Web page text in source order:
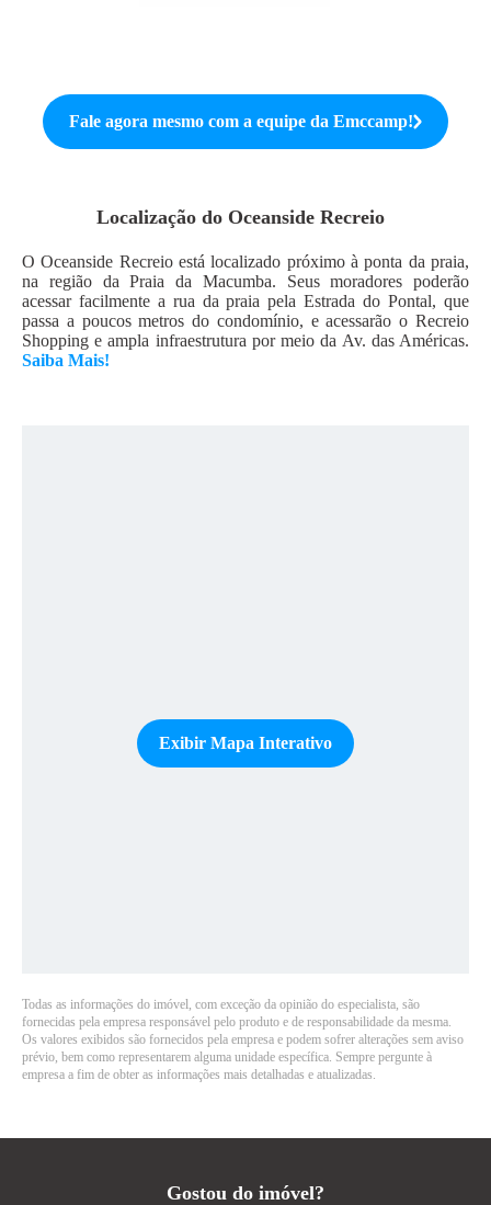
Fale agora mesmo com a equipe da Emccamp!
Localização do Oceanside Recreio
O Oceanside Recreio está localizado próximo à ponta da praia,
na região da Praia da Macumba. Seus moradores poderão
acessar facilmente a rua da praia pela Estrada do Pontal, que
passa a poucos metros do condomínio, e acessarão o Recreio
Shopping e ampla infraestrutura por meio da Av. das Américas.
Saiba Mais!
Exibir Mapa Interativo
Todas as informações do imóvel, com exceção da opinião do especialista, são
fornecidas pela empresa responsável pelo produto e de responsabilidade da mesma.
Os valores exibidos são fornecidos pela empresa e podem sofrer alterações sem aviso
prévio, bem como representarem alguma unidade específica. Sempre pergunte à
empresa a fim de obter as informações mais detalhadas e atualizadas.
Gostou do imóvel?